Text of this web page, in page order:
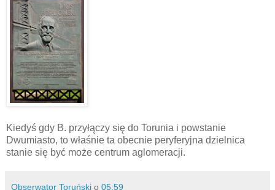
Kiedyś gdy B. przyłączy się do Torunia i powstanie
Dwumiasto, to właśnie ta obecnie peryferyjna dzielnica
stanie się być może centrum aglomeracji.
Obserwator Toruński o 05:59